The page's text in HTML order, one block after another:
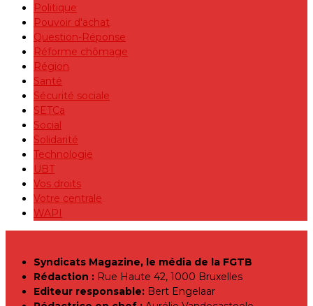
Politique
Pouvoir d'achat
Question-Réponse
Réforme chômage
Région
Santé
Sécurité sociale
SETCa
Social
Solidarité
Technologie
UBT
Vos droits
Votre centrale
WAPI
Syndicats Magazine, le média de la FGTB
Rédaction : Rue Haute 42, 1000 Bruxelles
Editeur responsable: Bert Engelaar